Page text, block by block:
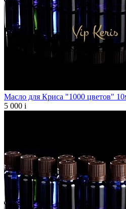
Масло для Криса "1000 цветов"
5 000 i